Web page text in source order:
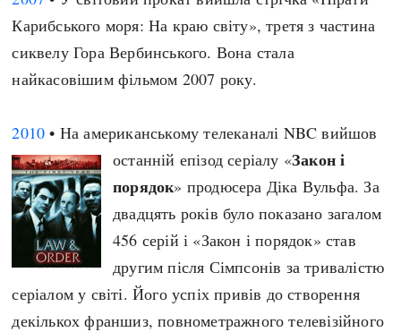
Карибського моря: На краю світу», третя з частина
сиквелу Гора Вербинського. Вона стала
найкасовішим фільмом 2007 року.
2010 • На американському телеканалі NBC вийшов
останній епізод серіалу «Закон і
порядок» продюсера Діка Вульфа. За
двадцять років було показано загалом
456 серій і «Закон і порядок» став
другим після Сімпсонів за тривалістю
серіалом у світі. Його успіх привів до створення
декількох франшиз, повнометражного телевізійного